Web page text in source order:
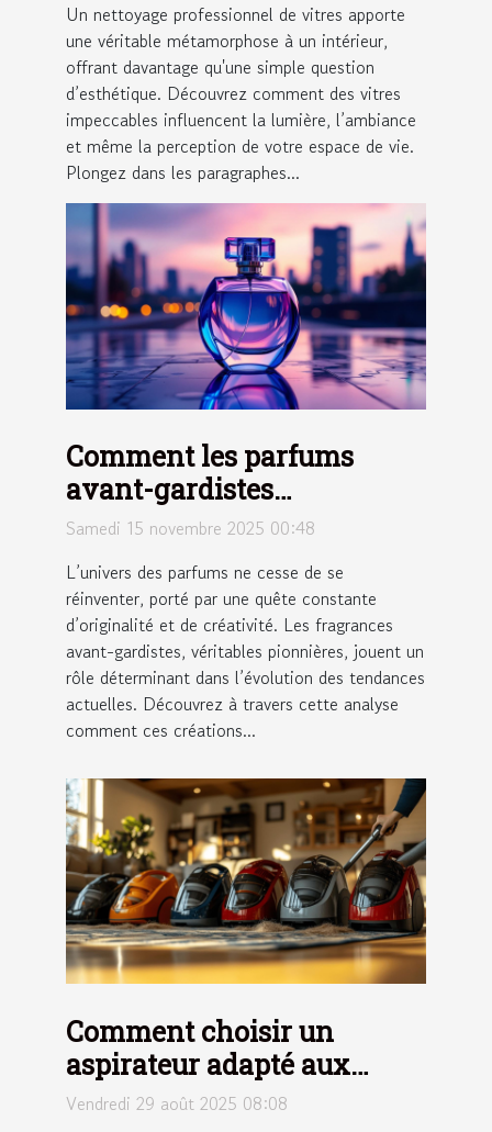
Un nettoyage professionnel de vitres apporte
une véritable métamorphose à un intérieur,
offrant davantage qu'une simple question
d’esthétique. Découvrez comment des vitres
impeccables influencent la lumière, l’ambiance
et même la perception de votre espace de vie.
Plongez dans les paragraphes...
Comment les parfums
avant-gardistes
influencent-ils les
tendances modernes ?
Samedi 15 novembre 2025 00:48
L’univers des parfums ne cesse de se
réinventer, porté par une quête constante
d’originalité et de créativité. Les fragrances
avant-gardistes, véritables pionnières, jouent un
rôle déterminant dans l’évolution des tendances
actuelles. Découvrez à travers cette analyse
comment ces créations...
Comment choisir un
aspirateur adapté aux
maisons avec animaux ?
Vendredi 29 août 2025 08:08